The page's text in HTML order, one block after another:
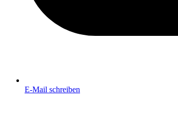
E-Mail schreiben